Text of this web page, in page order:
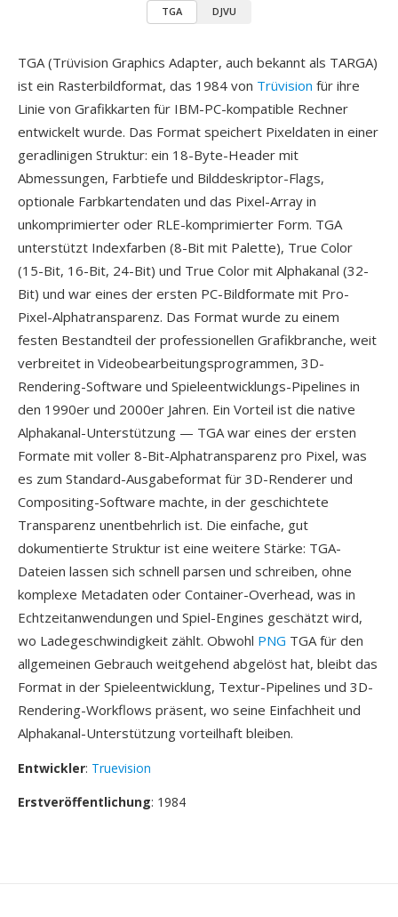
TGA DJVU
TGA (Trüvision Graphics Adapter, auch bekannt als TARGA)
ist ein Rasterbildformat, das 1984 von Trüvision für ihre
Linie von Grafikkarten für IBM-PC-kompatible Rechner
entwickelt wurde. Das Format speichert Pixeldaten in einer
geradlinigen Struktur: ein 18-Byte-Header mit
Abmessungen, Farbtiefe und Bilddeskriptor-Flags,
optionale Farbkartendaten und das Pixel-Array in
unkomprimierter oder RLE-komprimierter Form. TGA
unterstützt Indexfarben (8-Bit mit Palette), True Color
(15-Bit, 16-Bit, 24-Bit) und True Color mit Alphakanal (32-
Bit) und war eines der ersten PC-Bildformate mit Pro-
Pixel-Alphatransparenz. Das Format wurde zu einem
festen Bestandteil der professionellen Grafikbranche, weit
verbreitet in Videobearbeitungsprogrammen, 3D-
Rendering-Software und Spieleentwicklungs-Pipelines in
den 1990er und 2000er Jahren. Ein Vorteil ist die native
Alphakanal-Unterstützung — TGA war eines der ersten
Formate mit voller 8-Bit-Alphatransparenz pro Pixel, was
es zum Standard-Ausgabeformat für 3D-Renderer und
Compositing-Software machte, in der geschichtete
Transparenz unentbehrlich ist. Die einfache, gut
dokumentierte Struktur ist eine weitere Stärke: TGA-
Dateien lassen sich schnell parsen und schreiben, ohne
komplexe Metadaten oder Container-Overhead, was in
Echtzeitanwendungen und Spiel-Engines geschätzt wird,
wo Ladegeschwindigkeit zählt. Obwohl PNG TGA für den
allgemeinen Gebrauch weitgehend abgelöst hat, bleibt das
Format in der Spieleentwicklung, Textur-Pipelines und 3D-
Rendering-Workflows präsent, wo seine Einfachheit und
Alphakanal-Unterstützung vorteilhaft bleiben.
Entwickler: Truevision
Erstveröffentlichung: 1984